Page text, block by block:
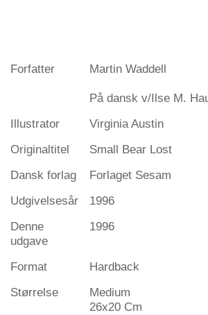
Forfatter Martin Waddell
På dansk v/Ilse M.
Illustrator
Virginia Austin
Originaltitel
Small Bear Lost
Dansk forlag
Forlaget Sesam
Udgivelsesår
1996
Denne
udgave
1996
Format
Hardback
Størrelse
Medium
26x20 Cm